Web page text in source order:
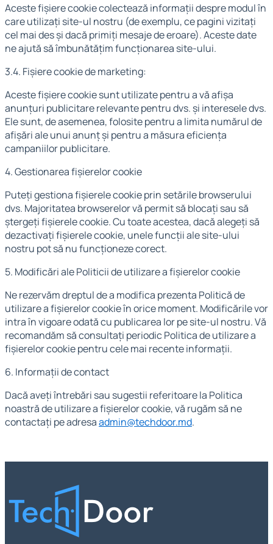
Aceste fișiere cookie colectează informații despre modul în
care utilizați site-ul nostru (de exemplu, ce pagini vizitați
cel mai des și dacă primiți mesaje de eroare). Aceste date
ne ajută să îmbunătățim funcționarea site-ului.
3.4. Fișiere cookie de marketing:
Aceste fișiere cookie sunt utilizate pentru a vă afișa
anunțuri publicitare relevante pentru dvs. și interesele dvs.
Ele sunt, de asemenea, folosite pentru a limita numărul de
afișări ale unui anunț și pentru a măsura eficiența
campaniilor publicitare.
4. Gestionarea fișierelor cookie
Puteți gestiona fișierele cookie prin setările browserului
dvs. Majoritatea browserelor vă permit să blocați sau să
ștergeți fișierele cookie. Cu toate acestea, dacă alegeți să
dezactivați fișierele cookie, unele funcții ale site-ului
nostru pot să nu funcționeze corect.
5. Modificări ale Politicii de utilizare a fișierelor cookie
Ne rezervăm dreptul de a modifica prezenta Politică de
utilizare a fișierelor cookie în orice moment. Modificările vor
intra în vigoare odată cu publicarea lor pe site-ul nostru. Vă
recomandăm să consultați periodic Politica de utilizare a
fișierelor cookie pentru cele mai recente informații.
6. Informații de contact
Dacă aveți întrebări sau sugestii referitoare la Politica
noastră de utilizare a fișierelor cookie, vă rugăm să ne
contactați pe adresaadmin@techdoor.md.